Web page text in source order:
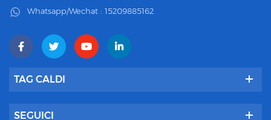
Whatsapp/Wechat : 15209885162
TAG CALDI
SEGUICI